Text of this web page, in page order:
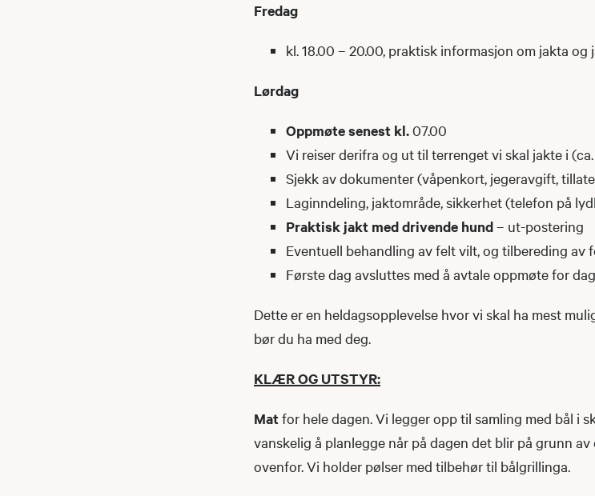
Fredag
kl. 18.00 – 20.00, praktisk informasjon om jakta og
Lørdag
Oppmøte senest kl.07.00
Vi reiser derifra og ut til terrenget vi skal jakte i
Sjekk av dokumenter (våpenkort, jegeravgift,
Laginndeling, jaktområde, sikkerhet (telefon på
Praktisk jakt med drivende hund– ut-postering
Eventuell behandling av felt vilt, og tilbereding av
Første dag avsluttes med å avtale oppmøte for
Dette er en heldagsopplevelse hvor vi skal ha mest
bør du ha med deg.
KLÆR OG UTSTYR:
Matfor hele dagen. Vi legger opp til samling med bål i
vanskelig å planlegge når på dagen det blir på grunn
ovenfor. Vi holder pølser med tilbehør til bålgrillinga.